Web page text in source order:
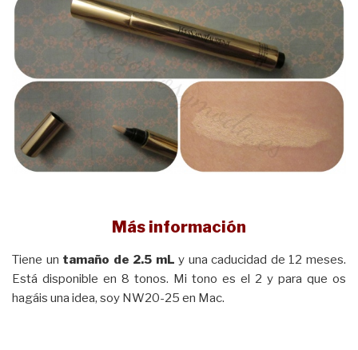
Más información
Tiene un tamaño de 2.5 mL y una caducidad de 12 meses.
Está disponible en 8 tonos. Mi tono es el 2 y para que os
hagáis una idea, soy NW20-25 en Mac.